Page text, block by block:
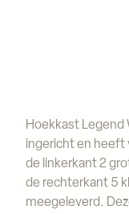
Hoekkast Legend
ingericht en heeft
de linkerkant 2
de rechterkant 5
meegeleverd.